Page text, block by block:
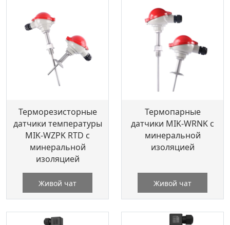
Терморезисторные
датчики температуры
MIK-WZPK RTD с
минеральной
изоляцией
Живой чат
Термопарные
датчики MIK-WRNK с
минеральной
изоляцией
Живой чат